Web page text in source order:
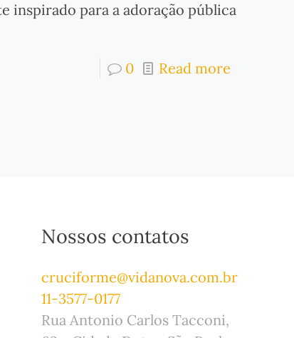
inspirado para a adoração pública
0 Read more
Nossos contatos
cruciforme@vidanova.com.br
11-3577-0177
Rua Antonio Carlos Tacconi,